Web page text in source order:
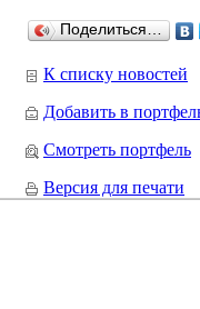
Поделиться…
К списку новостей
Добавить в
Смотреть портфель
Версия для печати